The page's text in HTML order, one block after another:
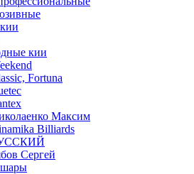
кии
Fortuna
Максим
Billiards
Сергей
шары